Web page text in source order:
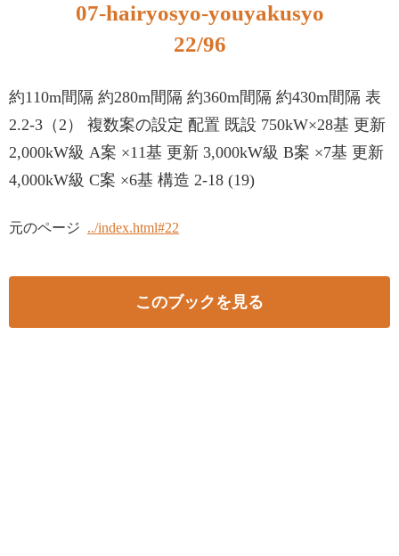
07-hairyosyo-youyakusyo
22/96
約110m間隔 約280m間隔 約360m間隔 約430m間隔 表
2.2-3（2） 複数案の設定 配置 既設 750kW×28基 更新
2,000kW級 A案 ×11基 更新 3,000kW級 B案 ×7基 更新
4,000kW級 C案 ×6基 構造 2-18 (19)
元のページ ../index.html#22
このブックを見る